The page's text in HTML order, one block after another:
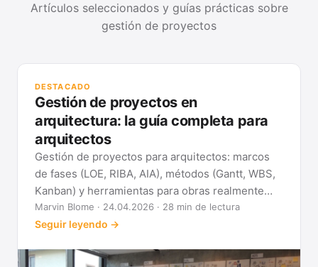
Artículos seleccionados y guías prácticas sobre
gestión de proyectos
DESTACADO
Gestión de proyectos en
arquitectura: la guía completa para
arquitectos
Gestión de proyectos para arquitectos: marcos
de fases (LOE, RIBA, AIA), métodos (Gantt, WBS,
Kanban) y herramientas para obras realmente
previsibles.
Marvin Blome · 24.04.2026 · 28 min de lectura
Seguir leyendo →